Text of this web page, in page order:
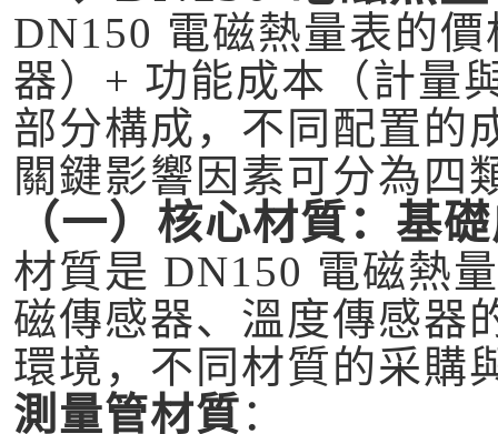
DN150 電磁熱量表的
器）+ 功能成本（計量
部分構成，不同配置的
關鍵影響因素可分為四
（一）核心材質：基
材質是 DN150 電磁熱
磁傳感器、溫度傳感器
環境，不同材質的采購
測量管材質：